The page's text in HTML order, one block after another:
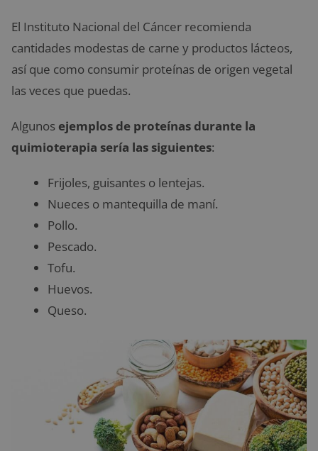
El Instituto Nacional del Cáncer recomienda
cantidades modestas de carne y productos lácteos,
así que como consumir proteínas de origen vegetal
las veces que puedas.
Algunos ejemplos de proteínas durante la
quimioterapia sería las siguientes:
Frijoles, guisantes o lentejas.
Nueces o mantequilla de maní.
Pollo.
Pescado.
Tofu.
Huevos.
Queso.